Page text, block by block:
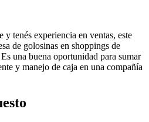
y tenés experiencia en ventas, este
de golosinas en shoppings de
una buena oportunidad para sumar
y manejo de caja en una compañía